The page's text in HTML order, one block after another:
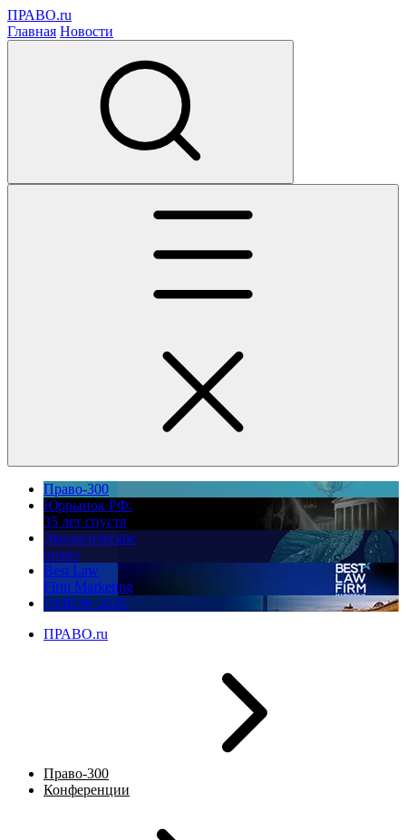
ПРАВО.ru
Главная Новости
Право-300
Юррынок РФ:
35 лет спустя
Экологическое
право
Best Law
Firm Marketing
ПМЮФ 2026
ПРАВО.ru
Право-300
Конференции